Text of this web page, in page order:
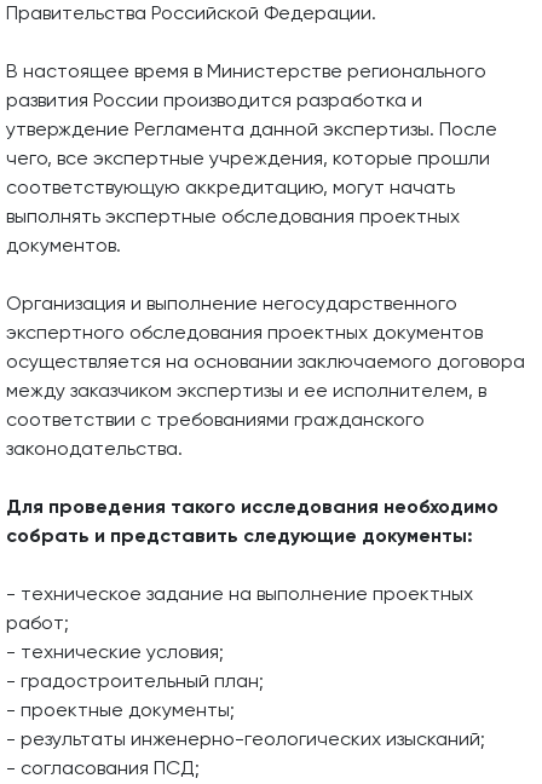
Правительства Российской Федерации.
В настоящее время в Министерстве регионального
развития России производится разработка и
утверждение Регламента данной экспертизы. После
чего, все экспертные учреждения, которые прошли
соответствующую аккредитацию, могут начать
выполнять экспертные обследования проектных
документов.
Организация и выполнение негосударственного
экспертного обследования проектных документов
осуществляется на основании заключаемого договора
между заказчиком экспертизы и ее исполнителем, в
соответствии с требованиями гражданского
законодательства.
Для проведения такого исследования необходимо
собрать и представить следующие документы:
- техническое задание на выполнение проектных
работ;
- технические условия;
- градостроительный план;
- проектные документы;
- результаты инженерно-геологических изысканий;
- согласования ПСД;